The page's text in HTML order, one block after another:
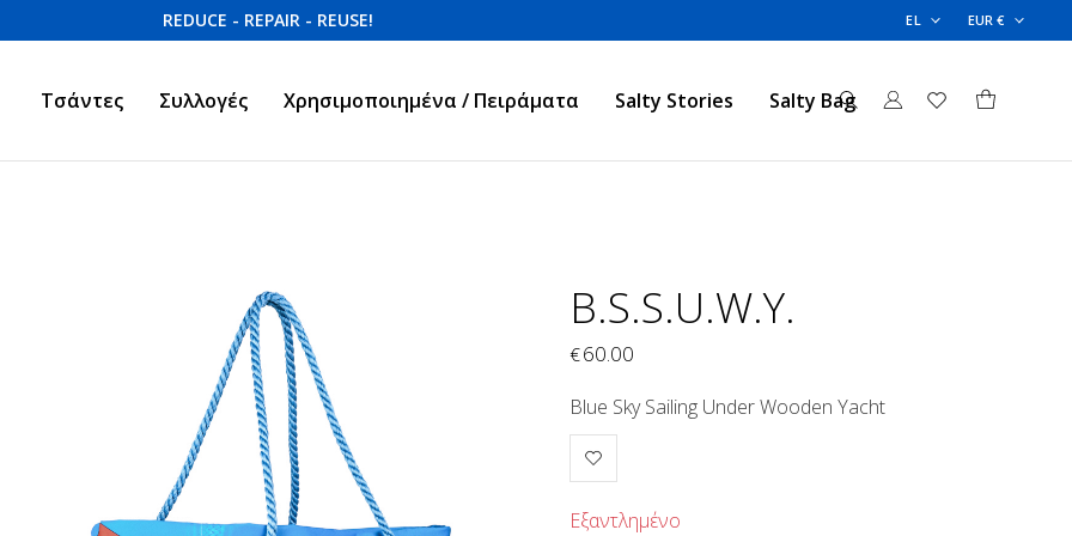
REDUCE - REPAIR - REUSE! EL EUR €
Τσάντες Συλλογές Χρησιμοποιημένα / Πειράματα Salty Stories Salty Bag
B.S.S.U.W.Y.
€60.00
Blue Sky Sailing Under Wooden Yacht
Εξαντλημένο